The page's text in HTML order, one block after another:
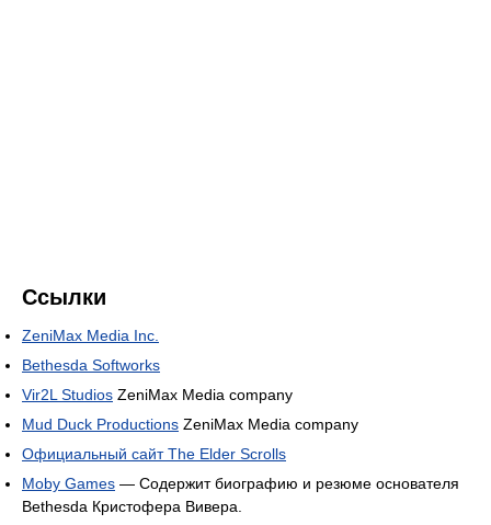
Ссылки
ZeniMax Media Inc.
Bethesda Softworks
Vir2L Studios ZeniMax Media company
Mud Duck Productions ZeniMax Media company
Официальный сайт The Elder Scrolls
Moby Games — Содержит биографию и резюме основателя
Bethesda Кристофера Вивера.